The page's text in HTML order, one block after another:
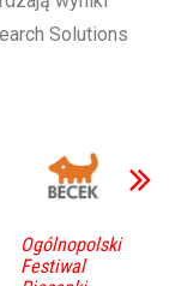
Solutions
Ogólnopolski
Festiwal